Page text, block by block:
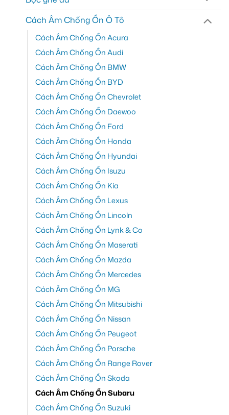
Cách Âm Chống Ồn Ô Tô
Cách Âm Chống Ồn Acura
Cách Âm Chống Ồn Audi
Cách Âm Chống Ồn BMW
Cách Âm Chống Ồn BYD
Cách Âm Chống Ồn Chevrolet
Cách Âm Chống Ồn Daewoo
Cách Âm Chống Ồn Ford
Cách Âm Chống Ồn Honda
Cách Âm Chống Ồn Hyundai
Cách Âm Chống Ồn Isuzu
Cách Âm Chống Ồn Kia
Cách Âm Chống Ồn Lexus
Cách Âm Chống Ồn Lincoln
Cách Âm Chống Ồn Lynk & Co
Cách Âm Chống Ồn Maserati
Cách Âm Chống Ồn Mazda
Cách Âm Chống Ồn Mercedes
Cách Âm Chống Ồn MG
Cách Âm Chống Ồn Mitsubishi
Cách Âm Chống Ồn Nissan
Cách Âm Chống Ồn Peugeot
Cách Âm Chống Ồn Porsche
Cách Âm Chống Ồn Range Rover
Cách Âm Chống Ồn Skoda
Cách Âm Chống Ồn Subaru
Cách Âm Chống Ồn Suzuki